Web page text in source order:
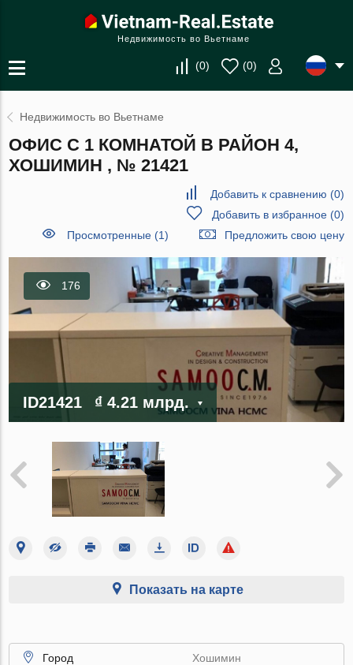
Недвижимость во Вьетнаме
(0) (0)
Недвижимость во Вьетнаме
ОФИС С 1 КОМНАТОЙ В РАЙОН 4,
ХОШИМИН , № 21421
Добавить к сравнению (0)
Добавить в избранное(0)
Просмотренные (1)
Предложить свою цену
176
ID21421 ₫ 4.21 млрд.
Показать на карте
Город
Хошимин